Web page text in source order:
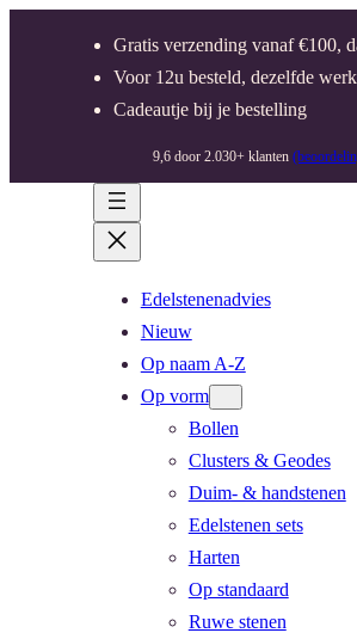
Gratis verzending vanaf €100,
Voor 12u besteld, dezelfde
Cadeautje bij je bestelling
9,6 door 2.030+ klanten
Edelstenenadvies
Nieuw
Op naam A-Z
Op vorm
Bollen
Clusters & Geodes
Duim- & handstenen
Edelstenen sets
Harten
Op standaard
Ruwe stenen